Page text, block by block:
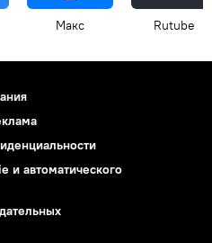
Макс Rutube
и автоматического